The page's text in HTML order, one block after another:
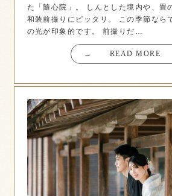
た「隨心院」。 しんとした境内や、畳
和装前撮りにピッタリ。 この季節なら
の光が印象的です。 前撮りだ…
→ READ MORE